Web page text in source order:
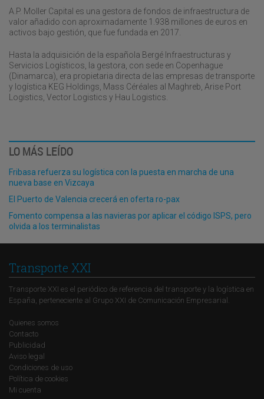
A.P. Moller Capital es una gestora de fondos de infraestructura de
valor añadido con aproximadamente 1.938 millones de euros en
activos bajo gestión, que fue fundada en 2017.
Hasta la adquisición de la española Bergé Infraestructuras y
Servicios Logísticos, la gestora, con sede en Copenhague
(Dinamarca), era propietaria directa de las empresas de transporte
y logística KEG Holdings, Mass Céréales al Maghreb, Arise Port
Logistics, Vector Logistics y Hau Logistics.
LO MÁS LEÍDO
Fribasa refuerza su logística con la puesta en marcha de una
nueva base en Vizcaya
El Puerto de Valencia crecerá en oferta ro-pax
Fomento compensa a las navieras por aplicar el código ISPS, pero
olvida a los terminalistas
Transporte XXI
Transporte XXI es el periódico de referencia del transporte y la logística en
España, perteneciente al Grupo XXI de Comunicación Empresarial.
Quienes somos
Contacto
Publicidad
Aviso legal
Condiciones de uso
Política de cookies
Mi cuenta